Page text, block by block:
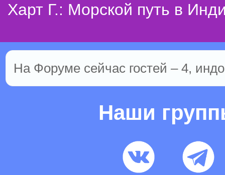
Харт Г.: Морской путь в
На Форуме сейчас гостей – 4,
Наши